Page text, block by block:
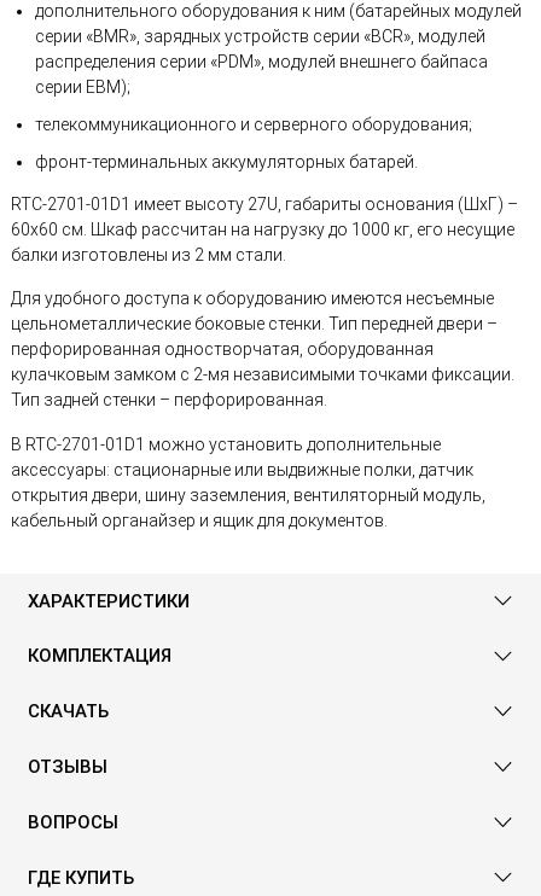
дополнительного оборудования к ним (батарейных модулей
серии «BMR», зарядных устройств серии «BCR», модулей
распределения серии «PDM», модулей внешнего байпаса
серии EBM);
телекоммуникационного и серверного оборудования;
фронт-терминальных аккумуляторных батарей.
RTC-2701-01D1 имеет высоту 27U, габариты основания (ШхГ) –
60х60 см. Шкаф рассчитан на нагрузку до 1000 кг, его несущие
балки изготовлены из 2 мм стали.
Для удобного доступа к оборудованию имеются несъемные
цельнометаллические боковые стенки. Тип передней двери –
перфорированная одностворчатая, оборудованная
кулачковым замком с 2-мя независимыми точками фиксации.
Тип задней стенки – перфорированная.
В RTC-2701-01D1 можно установить дополнительные
аксессуары: стационарные или выдвижные полки, датчик
открытия двери, шину заземления, вентиляторный модуль,
кабельный органайзер и ящик для документов.
ХАРАКТЕРИСТИКИ
КОМПЛЕКТАЦИЯ
СКАЧАТЬ
ОТЗЫВЫ
ВОПРОСЫ
ГДЕ КУПИТЬ